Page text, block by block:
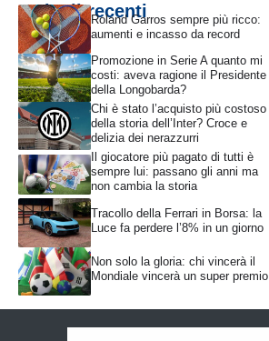
Articoli recentiRoland Garros sempre più ricco:
aumenti e incasso da record
Promozione in Serie A quanto mi
costi: aveva ragione il Presidente
della Longobarda?
Chi è stato l’acquisto più costoso
della storia dell’Inter? Croce e
delizia dei nerazzurri
Il giocatore più pagato di tutti è
sempre lui: passano gli anni ma
non cambia la storia
Tracollo della Ferrari in Borsa: la
Luce fa perdere l’8% in un giorno
Non solo la gloria: chi vincerà il
Mondiale vincerà un super premio